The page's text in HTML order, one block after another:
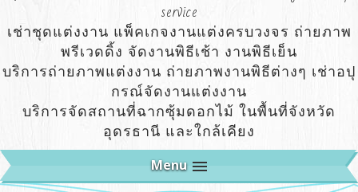
service
เช่าชุดแต่งงาน แพ็คเกจงานแต่งครบวงจร ถ่ายภาพ
พรีเวดดิ้ง จัดงานพิธีเช้า งานพิธีเย็น
บริการถ่ายภาพแต่งงาน ถ่ายภาพงานพิธีต่างๆ เช่าอปุ
กรณ์จัดงานแต่งงาน
บริการจัดสถานที่ฉากซุ้มดอกไม้ ในพื้นที่จังหวัด
อุดรธานี และใกล้เคียง
Menu